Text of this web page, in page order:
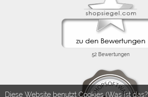
Diese Website benutzt Cookies (Was ist das?